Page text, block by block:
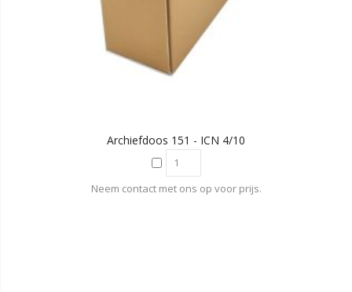
Archiefdoos 151 - ICN 4/10
Neem contact met ons op voor prijs.